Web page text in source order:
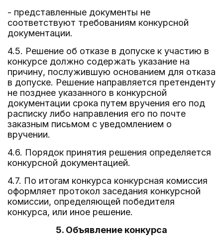
- представленные документы не
соответствуют требованиям конкурсной
документации.
4.5. Решение об отказе в допуске к участию в
конкурсе должно содержать указание на
причину, послужившую основанием для отказа
в допуске. Решение направляется претенденту
не позднее указанного в конкурсной
документации срока путем вручения его под
расписку либо направления его по почте
заказным письмом с уведомлением о
вручении.
4.6. Порядок принятия решения определяется
конкурсной документацией.
4.7. По итогам конкурса конкурсная комиссия
оформляет протокол заседания конкурсной
комиссии, определяющей победителя
конкурса, или иное решение.
5. Объявление конкурса